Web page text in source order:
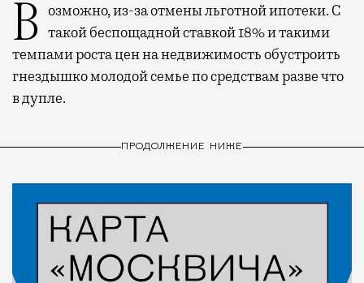
Возможно, из-за отмены льготной ипотеки. С такой беспощадной ставкой 18% и такими
темпами роста цен на недвижимость обустроить
гнездышко молодой семье по средствам разве что
в дупле.
ПРОДОЛЖЕНИЕ НИЖЕ